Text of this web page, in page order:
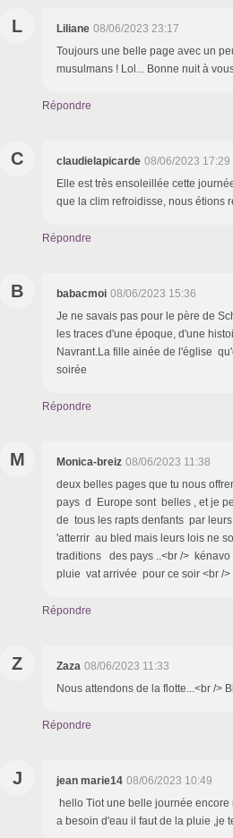
L Liliane 08/06/2023 23:17
Toujours une belle page avec un
musulmans ! Lol... Bonne nuit à
Répondre
C claudielapicarde 08/06/2023 17:29
Elle est très ensoleillée cette
que la clim refroidisse, nous étions
Répondre
B babacmoi 08/06/2023 15:36
Je ne savais pas pour le père de
les traces d'une époque, d'une
Navrant.La fille ainée de l'église
soirée
Répondre
M Monica-breiz 08/06/2023 11:38
deux belles pages que tu nous
pays d Europe sont belles , et je
de tous les rapts denfants par
'atterrir au bled mais leurs lois ne
traditions des pays ..<br /> kénavo
pluie vat arrivée pour ce soir <br /
Répondre
Z Zaza 08/06/2023 11:33
Nous attendons de la flotte...<br />
Répondre
J jean marie14 08/06/2023 10:49
hello Tiot une belle journée
a besoin d'eau il faut de la pluie ,je